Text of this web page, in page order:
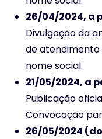
26/04/2024, a
Divulgação da
de atendimento
nome social
21/05/2024, a
Publicação
Convocação
26/05/2024